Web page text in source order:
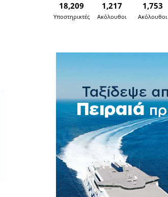
18,209
Υποστηρικτές
1,217
Ακόλουθοι
1,753
Ακόλουθοι